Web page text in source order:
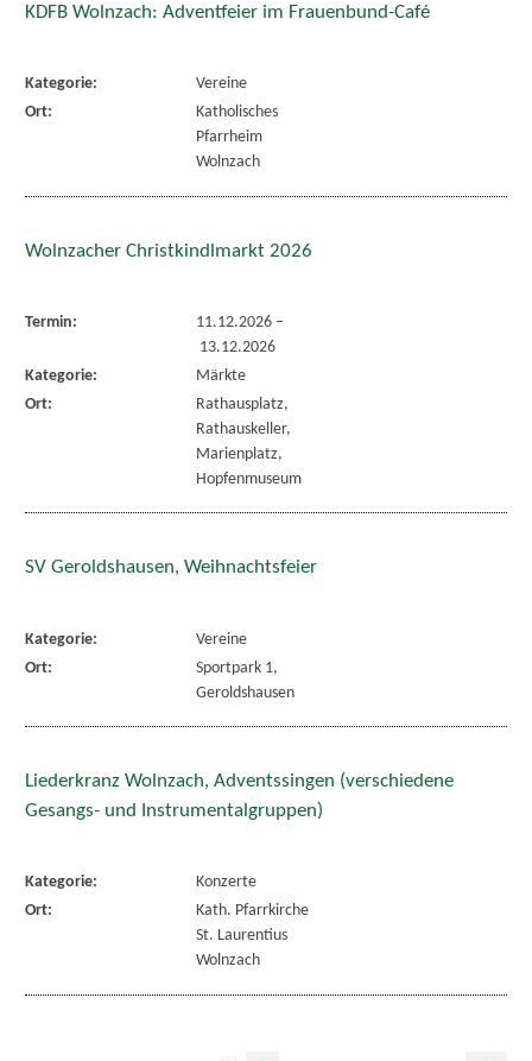
KDFB Wolnzach: Adventfeier im Frauenbund-Café
Kategorie:
Vereine
Ort:
Katholisches
Pfarrheim
Wolnzach
Wolnzacher Christkindlmarkt 2026
Termin: 11.12.2026–
13.12.2026
Kategorie:
Märkte
Ort:
Rathausplatz,
Rathauskeller,
Marienplatz,
Hopfenmuseum
SV Geroldshausen, Weihnachtsfeier
Kategorie:
Vereine
Ort:
Sportpark 1,
Geroldshausen
Liederkranz Wolnzach, Adventssingen (verschiedene
Gesangs- und Instrumentalgruppen)
Kategorie:
Konzerte
Ort:
Kath. Pfarrkirche
St. Laurentius
Wolnzach